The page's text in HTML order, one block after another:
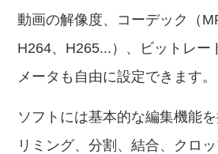
動画の解像度、コーデック（
H264、H265...）、ビットレー
メータも自由に設定できます。
ソフトには基本的な編集機能
リミング、分割、結合、クロ